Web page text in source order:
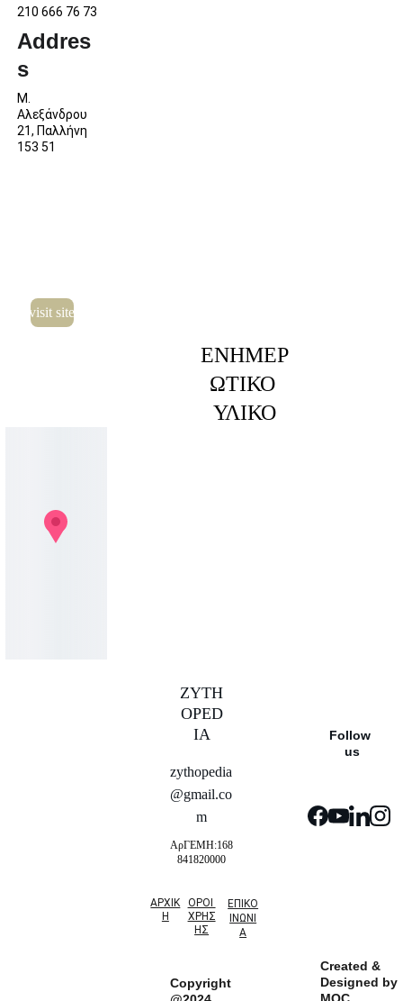
210 666 76 73
Addres
s
Μ.
Αλεξάνδρου
21, Παλλήνη
153 51
visit site
ΕΝΗΜΕΡ
ΩΤΙΚΟ
ΥΛΙΚΟ
ZYTH
OPED
IA
zythopedia
@gmail.co
m
Follow
us
Copyright
ΑΡΧΙΚ
Η
ΟΡΟΙ
ΧΡΗΣ
ΗΣ
ΕΠΙΚΟ
ΙΝΩΝΙ
Α
Created &
Designed by
ΑρΓΕΜΗ:168
841820000